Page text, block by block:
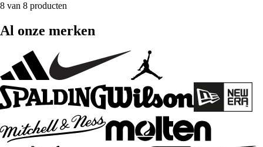
8 van 8 producten
Al onze merken